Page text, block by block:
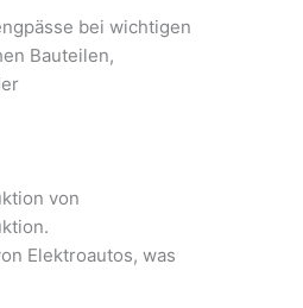
bei wichtigen
Bauteilen,
von
Elektroautos, was